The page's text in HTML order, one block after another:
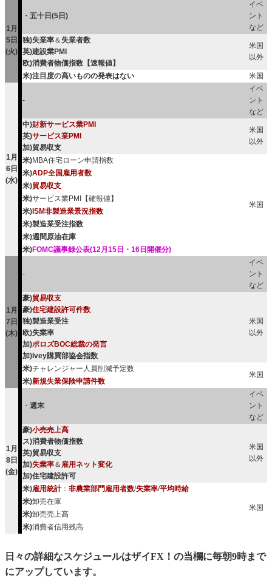
1月
5日
(火)
・ 五十日(5日)
イベ
ント
など
独)失業率＆失業者数
英)建設業PMI
欧)消費者物価指数【速報値】
米国
以外
米)注目度の高いものの発表はない 米国
1月
6日
(水)
-
イベ
ント
など
中)財新サービス業PMI
英)サービス業PMI
加)貿易収支
米国
以外
米)MBA住宅ローン申請指数
米国
米)ADP全国雇用者数
米)貿易収支
米)サービス業PMI【確報値】
米) ISM非製造業景況指数
米)製造業受注指数
米)週間原油在庫
米)FOMC議事録公表(12月15日・16日開催分)
1月
7日
(木)
-
イベ
ント
など
豪)貿易収支
豪)住宅建設許可件数
独)製造業受注
欧)失業率
加)ポロズBOC総裁の発言
加)Ivey購買部協会指数
米国
以外
米)チャレンジャー人員削減予定数
米国
米)新規失業保険申請件数
1月
8日
(金)
・ 週末
イベ
ント
など
豪)小売売上高
ス)消費者物価指数
英)貿易収支
加)失業率＆ 雇用ネット変化
加)住宅建設許可
米国
以外
米)雇用統計： 非農業部門雇用者数/失業率/平均時給
米国
米)卸売在庫
米)卸売売上高
米)消費者信用残高
日々の詳細なスケジュールはザイFX！の当欄に毎朝9時まで
にアップしています。